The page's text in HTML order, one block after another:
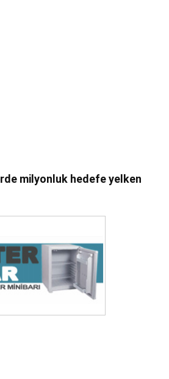
milyonluk hedefe yelken